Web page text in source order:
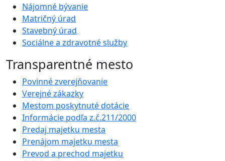
Nájomné bývanie
Matričný úrad
Stavebný úrad
Sociálne a zdravotné služby
Transparentné mesto
Povinné zverejňovanie
Verejné zákazky
Mestom poskytnuté dotácie
Informácie podľa z.č.211/2000
Predaj majetku mesta
Prenájom majetku mesta
Prevod a prechod majetku